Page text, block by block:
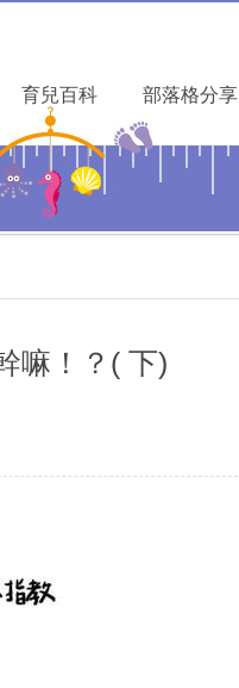
育兒百科 部落格分享
嘛！？( 下)